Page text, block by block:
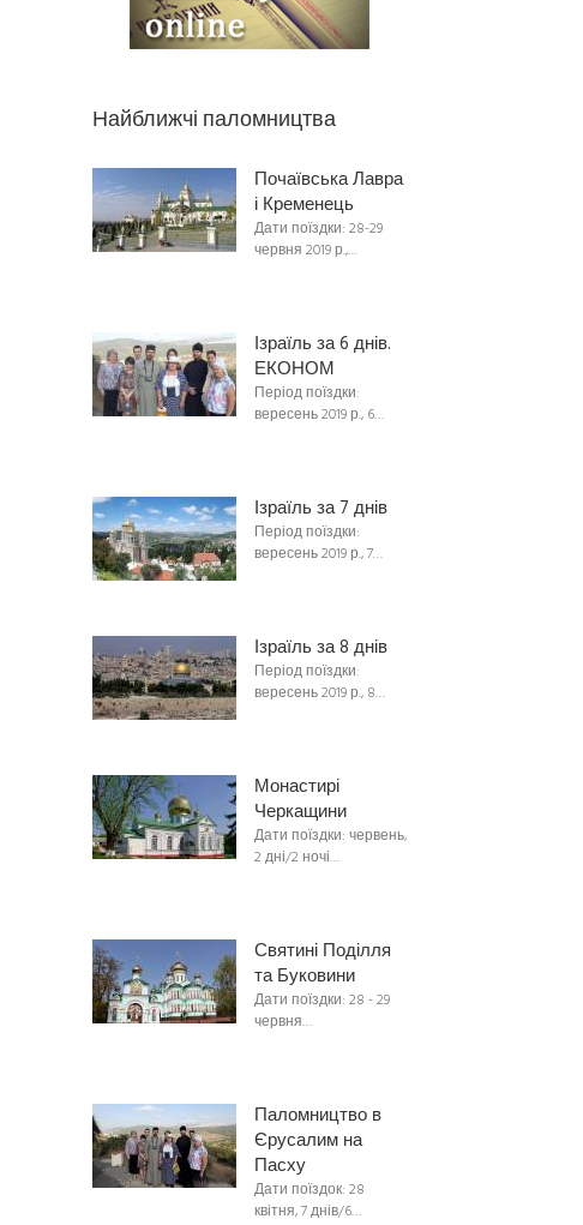
Найближчі паломництва
Почаївська Лавра
і Кременець
Дати поїздки: 28-29
червня 2019 р.,…
Ізраїль за 6 днів.
ЕКОНОМ
Період поїздки:
вересень 2019 р., 6…
Ізраїль за 7 днів
Період поїздки:
вересень 2019 р., 7…
Ізраїль за 8 днів
Період поїздки:
вересень 2019 р., 8…
Монастирі
Черкащини
Дати поїздки: червень,
2 дні/2 ночі…
Святині Поділля
та Буковини
Дати поїздки: 28 - 29
червня…
Паломництво в
Єрусалим на
Пасху
Дати поїздок: 28
квітня, 7 днів/6…